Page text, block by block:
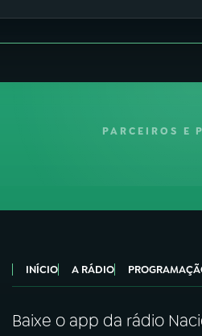
PARCEIROS E
INÍCIO A RÁDIO
Baixe o app da rádio